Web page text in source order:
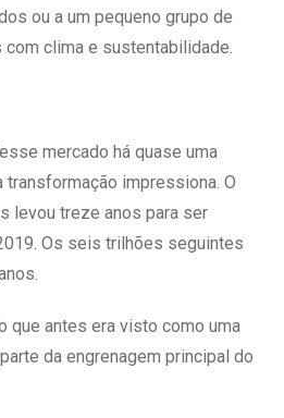
ou a um pequeno grupo de
clima e sustentabilidade.
mercado há quase uma
impressiona. O
levou treze anos para ser
Os seis trilhões seguintes
que antes era visto como uma
da engrenagem principal do